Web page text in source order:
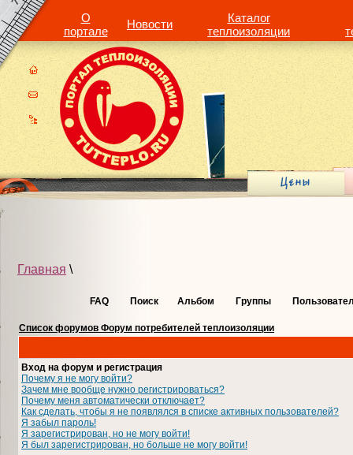
О
портале
Новости
Каталог
теплоизоляции
Главная \
FAQ Поиск Альбом Группы
Список форумов Форум потребителей теплоизоляции
Вход на форум и регистрация
Почему я не могу войти?
Зачем мне вообще нужно регистрироваться?
Почему меня автоматически отключает?
Как сделать, чтобы я не появлялся в списке активных пользователей?
Я забыл пароль!
Я зарегистрирован, но не могу войти!
Я был зарегистрирован, но больше не могу войти!